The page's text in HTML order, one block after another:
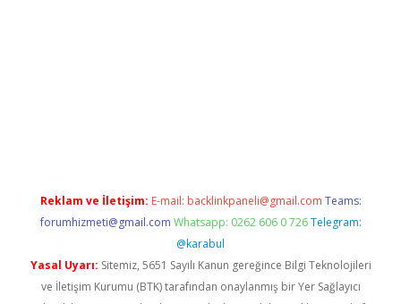
Reklam ve İletişim: E-mail: backlinkpaneli@gmail.com Teams:
forumhizmeti@gmail.com Whatsapp: 0262 606 0 726 Telegram:
@karabul
Yasal Uyarı: Sitemiz, 5651 Sayılı Kanun gereğince Bilgi Teknolojileri
ve İletişim Kurumu (BTK) tarafından onaylanmış bir Yer Sağlayıcı